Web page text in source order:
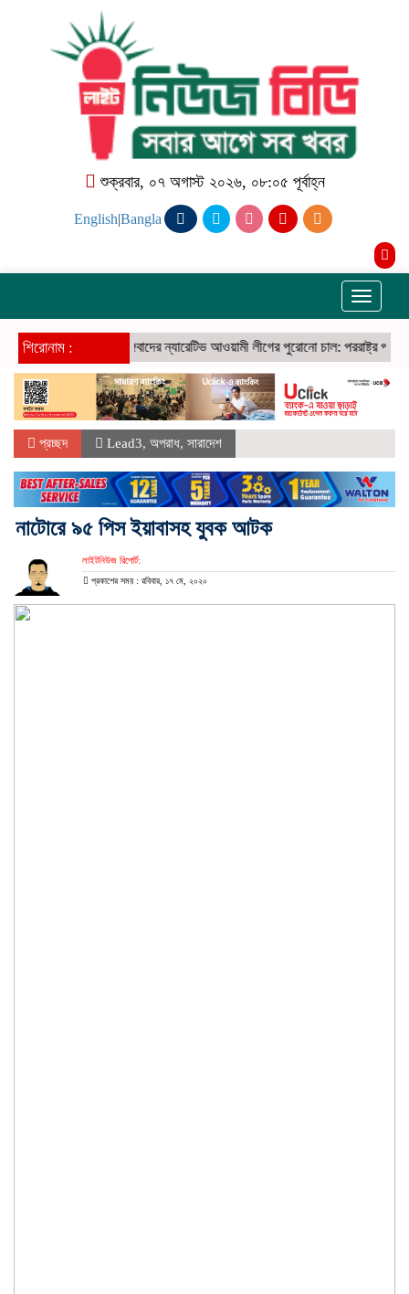
শুক্রবার, ০৭ অগাস্ট ২০২৬, ০৮:০৫ পূর্বাহ্ন
English|Bangla
Toggle
শিরোনাম : জঙ্গিবাদের ন্যারেটিভ আওয়ামী লীগের পুরোনো চাল: পররাষ্ট্র প্রতিমন্ত্রী
প্রচ্ছদ Lead3, অপরাধ, সারাদেশ
নাটোরে ৯৫ পিস ইয়াবাসহ যুবক আটক
লাইটনিউজ রিপোর্ট:
প্রকাশের সময় : রবিবার, ১৭ মে, ২০২০